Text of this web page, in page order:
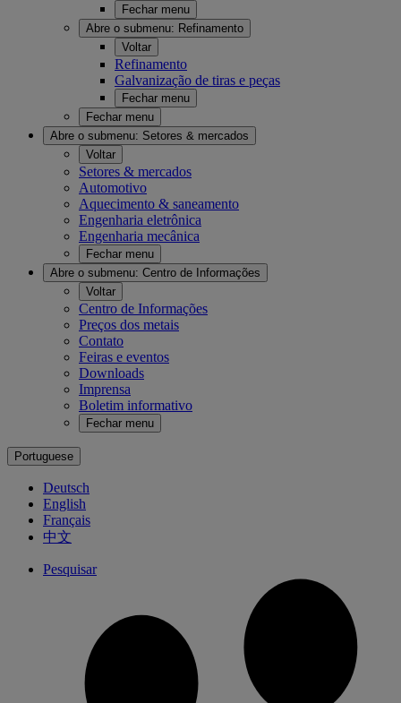
Fechar menu
Abre o submenu: Refinamento
Voltar
Refinamento
Galvanização de tiras e peças
Fechar menu
Fechar menu
Abre o submenu: Setores & mercados
Voltar
Setores & mercados
Automotivo
Aquecimento & saneamento
Engenharia eletrônica
Engenharia mecânica
Fechar menu
Abre o submenu: Centro de Informações
Voltar
Centro de Informações
Preços dos metais
Contato
Feiras e eventos
Downloads
Imprensa
Boletim informativo
Fechar menu
Portuguese
Deutsch
English
Français
中文
Pesquisar